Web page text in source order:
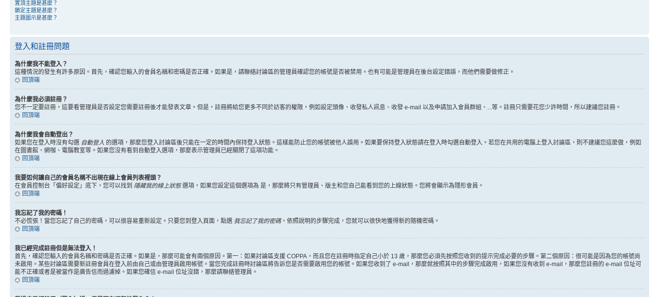
置頂主題是甚麼？
鎖定主題是甚麼？
主題圖示是甚麼？
登入和註冊問題
為什麼我不能登入？
這種情況的發生有許多原因。首先，確認您輸入的會員名稱和密碼是否正確。如果是，請聯絡討論區的管理員確認您的帳號是否被禁用。也有可能是管理員在後台設定錯誤，而他們需要做修正。
回頂端
為什麼我必須註冊？
您不一定要註冊，這要看管理員是否設定您需要註冊後才能發表文章。但是，註冊將給您更多不同於訪客的權限，例如設定頭像、收發私人訊息、收發 e-mail 以及申請加入會員群組、...等。註冊只需要花您少許時間，所以建議您註冊。
回頂端
為什麼我會自動登出？
如果您在登入時沒有勾選 自動登入 的選項，那麼您登入討論區後只能在一定的時間內保持登入狀態。這樣能防止您的帳號被他人誤用。如果要保持登入狀態請在登入時勾選自動登入。若您在共用的電腦上登入討論區，則不建議您這麼做，例如
在圖書館、網咖、電腦教室等。如果您沒有看到自動登入選項，那麼表示管理員已經關閉了這項功能。
回頂端
我要如何讓自己的會員名稱不出現在線上會員列表裡頭？
在會員控制台「偏好設定」底下，您可以找到 隱藏我的線上狀態選項，如果您設定這個選項為 是 ，那麼將只有管理員、版主和您自己能看到您的上線狀態。您將會顯示為隱形會員。
回頂端
我忘記了我的密碼！
不必慌張！當您忘記了自己的密碼，可以很容易重新設定。只要您到登入頁面，點選 我忘記了我的密碼，依照說明的步驟完成，您就可以很快地獲得新的隨機密碼。
回頂端
我已經完成註冊但是無法登入！
首先，確認您輸入的會員名稱和密碼是否正確。如果是，那麼可能會有兩個原因。第一：如果討論區支援 COPPA，而且您在註冊時指定自己小於 13 歲，那麼您必須先按照您收到的提示完成必要的步驟。第二個原因：很可能是因為您的帳號尚
未啟用。某些討論區需要新註冊會員在登入前由自己或由管理員啟用帳號。當您完成註冊時討論區將告訴您是否需要啟用您的帳號。如果您收到了 e-mail，那麼就按照其中的步驟完成啟用，如果您沒有收到 e-mail，那麼您註冊的 e-mail 位址可
能不正確或者是被當作是廣告信而過濾掉。如果您確信 e-mail 位址沒錯，那麼請聯絡管理員。
回頂端